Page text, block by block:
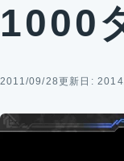
1000
2011/09/28更新日: